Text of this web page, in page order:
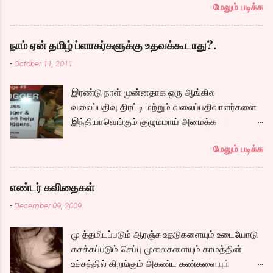
சோழர் கால ஆராய்ச்சியை தொடர அமர்த்தப்படும்
பெண் ரீமா, அவர்களுக்கு அடி பொடி வேலை செய்ய
அழைக்கப்படும் கார்த்தி. இவர்களுடன் நம்முடய
ஆறு போல ஓடுகிறது படம். பெரியதாய் கதை ஏதும்
நகராவிட்டாலும், ரீமாவின் அதிரடி கேரக்டரும்,
ஆண்ட்ரியாவின் அமைதியான கேரக்டரும்,
கார்த்தியின் அடாவடி, தடாலடி வெட்டி பேச்சு க...
மேலும் படிக்க
நாம் ஏன் தமிழ் ப்ளாகர்களுக்கு உதவக்கூடாது?.
- October 11, 2011
இரண்டு நாள் முன்னதாக ஒரு ஆங்கில
வலைப்பதிவு திரட்டி மற்றும் வலைப்பதிவாளர்களை
இந்தியாவெங்கும் குழுமமாய் அமைக்க
பதிவர் சந்திப்புக்கு ஏற்பாடு செய்திருந்தது.
இவர்கள் வருடா வருடம் நடத்துவதுதான். இம்முறை
நிறைய தமிழ் வலைப்பூக்கள் நடத்துபவர்களும்
கலந்து கொண்டோம்.
மேலும் படிக்க
எண்டர் கவிதைகள்
-December 09, 2009
மு த்தமிடப்படும் ஆரஞ்சு உதடுகளையும் உடையோடு
கசக்கப்படும் செப்பு முலைகளையும் காமத்தின்
உச்சத்தில் கிறங்கும் அகண்ட கண்களையும்